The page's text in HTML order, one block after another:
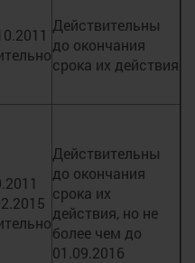
Действительны
до окончания
срока их действия
Действительны
до окончания
срока их
действия, но не
более чем до
01.09.2016